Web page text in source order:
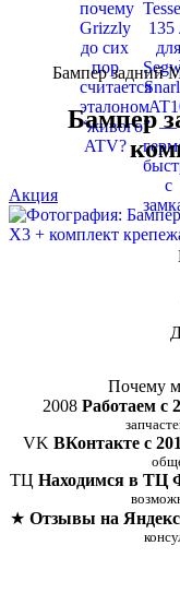
Бампер задний
Бампер
Акция
Почему
2008 Работаем с
VK ВКонтакте с
ТЦ Находимся в ТЦ
★ Отзывы на